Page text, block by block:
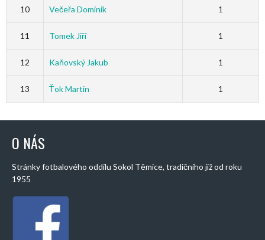
10 Večeřa Dominik 1
11 Tomek Jiří 1
12 Kaňovský Jakub 1
13 Ťok Martin 1
O NÁS
Stránky fotbalového oddílu Sokol Těmice, tradičního již od roku
1955